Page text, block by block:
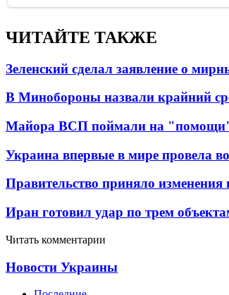
ЧИТАЙТЕ ТАКЖЕ
Зеленский сделал заявление о
В Минобороны назвали крайний
Майора ВСП поймали на
Украина впервые в мире провела
Правительство приняло изменения
Иран готовил удар по трем
Читать комментарии
Новости Украины